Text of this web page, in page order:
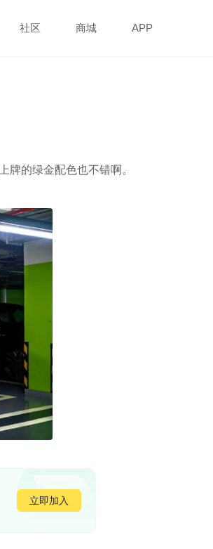
社区 商城 APP
牌的绿金配色也不错啊。
立即加入